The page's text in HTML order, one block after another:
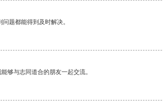
题都能得到及时解决。
够与志同道合的朋友一起交流。